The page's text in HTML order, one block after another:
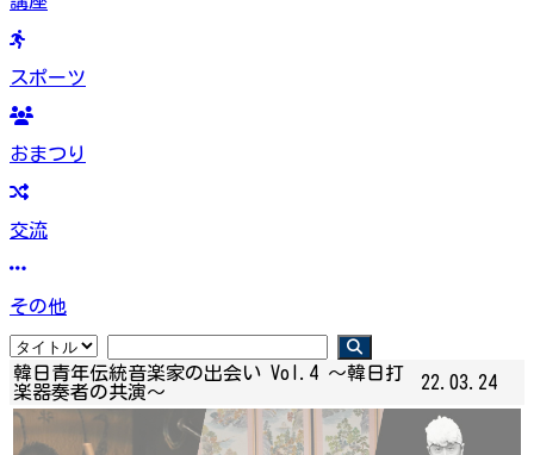
スポーツ
おまつり
交流
その他
韓日青年伝統音楽家の出会い Vol.4 ～韓日打
楽器奏者の共演～
22.03.24